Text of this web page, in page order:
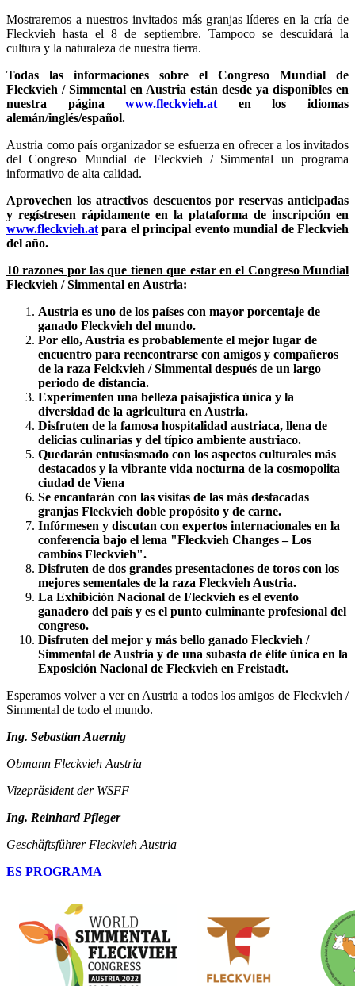
Mostraremos a nuestros invitados más granjas líderes en la cría de
Fleckvieh hasta el 8 de septiembre. Tampoco se descuidará la
cultura y la naturaleza de nuestra tierra.
Todas las informaciones sobre el Congreso Mundial de
Fleckvieh / Simmental en Austria están desde ya disponibles en
nuestra páginawww.fleckvieh.at en los idiomas
alemán/inglés/español.
Austria como país organizador se esfuerza en ofrecer a los invitados
del Congreso Mundial de Fleckvieh / Simmental un programa
informativo de alta calidad.
Aprovechen los atractivos descuentos por reservas anticipadas
y regístresen rápidamente en la plataforma de inscripción en
www.fleckvieh.at para el principal evento mundial de Fleckvieh
del año.
10 razones por las que tienen que estar en el Congreso Mundial
Fleckvieh / Simmental en Austria:
Austria es uno de los países con mayor porcentaje de
ganado Fleckvieh del mundo.
Por ello, Austria es probablemente el mejor lugar de
encuentro para reencontrarse con amigos y compañeros
de la raza Felckvieh / Simmental después de un largo
periodo de distancia.
Experimenten una belleza paisajística única y la
diversidad de la agricultura en Austria.
Disfruten de la famosa hospitalidad austriaca, llena de
delicias culinarias y del típico ambiente austriaco.
Quedarán entusiasmado con los aspectos culturales más
destacados y la vibrante vida nocturna de la cosmopolita
ciudad de Viena
Se encantarán con las visitas de las más destacadas
granjas Fleckvieh doble propósito y de carne.
Infórmesen y discutan con expertos internacionales en la
conferencia bajo el lema "Fleckvieh Changes – Los
cambios Fleckvieh".
Disfruten de dos grandes presentaciones de toros con los
mejores sementales de la raza Fleckvieh Austria.
La Exhibición Nacional de Fleckvieh es el evento
ganadero del país y es el punto culminante profesional del
congreso.
Disfruten del mejor y más bello ganado Fleckvieh /
Simmental de Austria y de una subasta de élite única en la
Exposición Nacional de Fleckvieh en Freistadt.
Esperamos volver a ver en Austria a todos los amigos de Fleckvieh /
Simmental de todo el mundo.
Ing. Sebastian Auernig
Obmann Fleckvieh Austria
Vizepräsident der WSFF
Ing. Reinhard Pfleger
Geschäftsführer Fleckvieh Austria
ES PROGRAMA